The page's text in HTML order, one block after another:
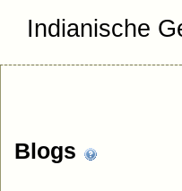
Indianische
Blogs